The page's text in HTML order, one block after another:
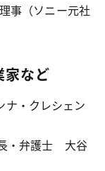
事（ソニー元社
家など
・クレシェン
・弁護士 大谷